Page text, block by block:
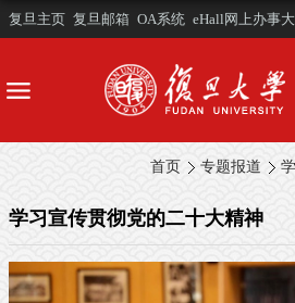
复旦主页 复旦邮箱 OA系统 eHall网上办事
首页 专题报道
学习宣传贯彻党的二十大精神